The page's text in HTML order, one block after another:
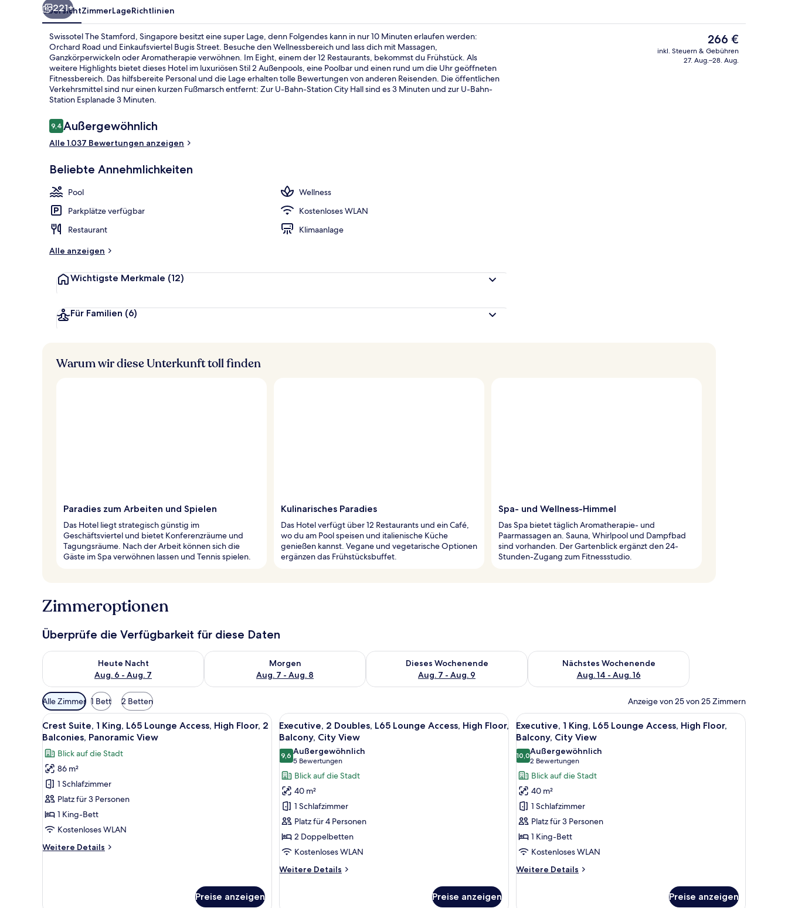
Zimmersafe, Schreibtisch, laptopgeeigneter ArbeitsplatzTagungsbereich
221+
ÜbersichtZimmerLageRichtlinien
Swissotel The Stamford, Singapore besitzt eine super Lage, denn Folgendes kann in nur 10 Minuten erlaufen werden:
Orchard Road und Einkaufsviertel Bugis Street. Besuche den Wellnessbereich und lass dich mit Massagen,
Ganzkörperwickeln oder Aromatherapie verwöhnen. Im Eight, einem der 12 Restaurants, bekommst du Frühstück. Als
weitere Highlights bietet dieses Hotel im luxuriösen Stil 2 Außenpools, eine Poolbar und einen rund um die Uhr geöffneten
Fitnessbereich. Das hilfsbereite Personal und die Lage erhalten tolle Bewertungen von anderen Reisenden. Die öffentlichen
Verkehrsmittel sind nur einen kurzen Fußmarsch entfernt: Zur U-Bahn-Station City Hall sind es 3 Minuten und zur U-Bahn-
Station Esplanade 3 Minuten.
Bewertungen
9,49,4 von 10.
Außergewöhnlich
Alle 1.037 Bewertungen anzeigen
Beliebte Annehmlichkeiten
Pool
Wellness
Parkplätze verfügbar
Kostenloses WLAN
Restaurant
Klimaanlage
Alle anzeigen
Wichtigste Merkmale (12)
Für Familien (6)
Der
aktuelle
Preis
266 €
inkl. Steuern & Gebühren
27. Aug.–28. Aug.
Warum wir diese Unterkunft toll finden
Paradies zum Arbeiten und Spielen
Das Hotel liegt strategisch günstig im
Geschäftsviertel und bietet Konferenzräume und
Tagungsräume. Nach der Arbeit können sich die
Gäste im Spa verwöhnen lassen und Tennis spielen.
Kulinarisches Paradies
Das Hotel verfügt über 12 Restaurants und ein Café,
wo du am Pool speisen und italienische Küche
genießen kannst. Vegane und vegetarische Optionen
ergänzen das Frühstücksbuffet.
Spa- und Wellness-Himmel
Das Spa bietet täglich Aromatherapie- und
Paarmassagen an. Sauna, Whirlpool und Dampfbad
sind vorhanden. Der Gartenblick ergänzt den 24-
Stunden-Zugang zum Fitnessstudio.
Zimmeroptionen
Überprüfe die Verfügbarkeit für diese Daten
Heute Nacht
Aug. 6 - Aug. 7
Überprüfe die Verfügbarkeit für heute Nacht, Aug. 6 - Aug. 7.
Morgen
Aug. 7 - Aug. 8
Überprüfe die Verfügbarkeit für morgen, Aug. 7 - Aug. 8.
Dieses Wochenende
Aug. 7 - Aug. 9
Überprüfe die Verfügbarkeit für dieses Wochenende, Aug. 7 - Aug. 9.
Nächstes Wochenende
Aug. 14 - Aug. 16
Überprüfe die Verfügbarkeit für nächstes Wochenende, Aug.
Verfügbare
Filter
für
Zimmer
Alle Zimmer 1 Bett 2 Betten Anzeige von 25 von 25 Zimmern
Alle
Fotos
für
Crest
Suite,
King,
L65
Lounge
High
Ein modernes Hotelzimmer mit einem großen Bett, einem Nachttisch mit Lampe, einem verglasten Badezimmer und Blick durch das Fenster.
7
Crest Suite, 1 King, L65 Lounge Access, High Floor, 2
Balconies, Panoramic View
Blick auf die Stadt
86 m²
1 Schlafzimmer
Platz für 3 Personen
1 King-Bett
Kostenloses WLAN
Weitere Details
Weitere
Preise anzeigen
Alle
Fotos
für
Executive,
2
Doubles,
L65
Lounge
Access,
High
Floor,
Balcony,
Zimmersafe, Schreibtisch, laptopgeeigneter Arbeitsplatz
8
Executive, 2 Doubles, L65 Lounge Access, High Floor,
Balcony, City View
9,69,6 von 10
Außergewöhnlich
5 Bewertungen
(5
Bewertungen)
Blick auf die Stadt
40 m²
1 Schlafzimmer
Platz für 4 Personen
2 Doppelbetten
Kostenloses WLAN
Weitere Details
Weitere
Preise anzeigen
Alle
Fotos
für
Executive,
1
King,
L65
Lounge
Access,
High
Floor,
Balcony,
Zimmersafe, Schreibtisch, laptopgeeigneter
11
Executive, 1 King, L65 Lounge Access, High Floor,
Balcony, City View
10,010,0 von 10
Außergewöhnlich
2 Bewertungen
(2
Bewertungen)
Blick auf die Stadt
40 m²
1 Schlafzimmer
Platz für 3 Personen
1 King-Bett
Kostenloses WLAN
Weitere Details
Weitere
Preise anzeigen